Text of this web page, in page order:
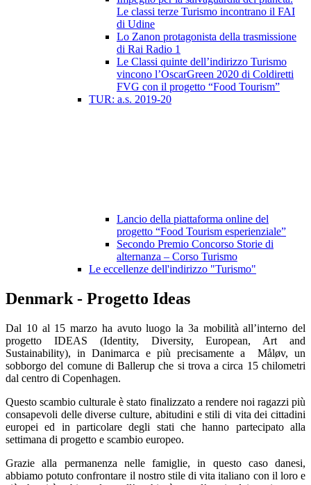
Le classi terze Turismo incontrano il FAI
di Udine
Lo Zanon protagonista della trasmissione
di Rai Radio 1
Le Classi quinte dell’indirizzo Turismo
vincono l’OscarGreen 2020 di Coldiretti
FVG con il progetto “Food Tourism”
TUR: a.s. 2019-20
Lancio della piattaforma online del
progetto “Food Tourism esperienziale”
Secondo Premio Concorso Storie di
alternanza – Corso Turismo
Le eccellenze dell'indirizzo "Turismo"
Denmark - Progetto Ideas
Dal 10 al 15 marzo ha avuto luogo la 3a mobilità all’interno del
progetto IDEAS (Identity, Diversity, European, Art and
Sustainability), in Danimarca e più precisamente a Måløv, un
sobborgo del comune di Ballerup che si trova a circa 15 chilometri
dal centro di Copenhagen.
Questo scambio culturale è stato finalizzato a rendere noi ragazzi più
consapevoli delle diverse culture, abitudini e stili di vita dei cittadini
europei ed in particolare degli stati che hanno partecipato alla
settimana di progetto e scambio europeo.
Grazie alla permanenza nelle famiglie, in questo caso danesi,
abbiamo potuto confrontare il nostro stile di vita italiano con il loro e